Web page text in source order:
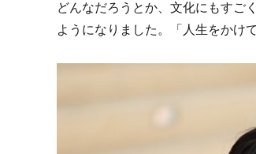
どんなだろうとか、文化にもすご
ようになりました。「人生をかけ